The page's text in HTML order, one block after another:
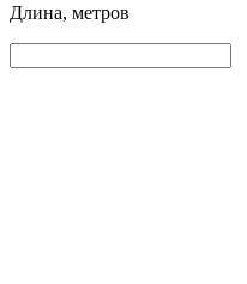
Длина, метров